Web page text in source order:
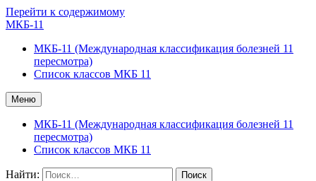
Перейти к содержимому
МКБ-11
МКБ-11 (Международная классификация болезней 11
пересмотра)
Список классов МКБ 11
Меню
МКБ-11 (Международная классификация болезней 11
пересмотра)
Список классов МКБ 11
Найти: